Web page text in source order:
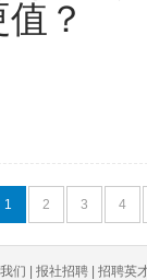
？
1 2 3 4
们 | 报社招聘 | 招聘英